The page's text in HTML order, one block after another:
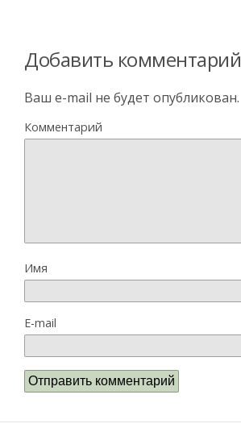
Добавить комментарий
Ваш e-mail не будет опубликован.
Комментарий
Имя
E-mail